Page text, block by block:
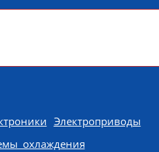
Электроприводы
охлаждения